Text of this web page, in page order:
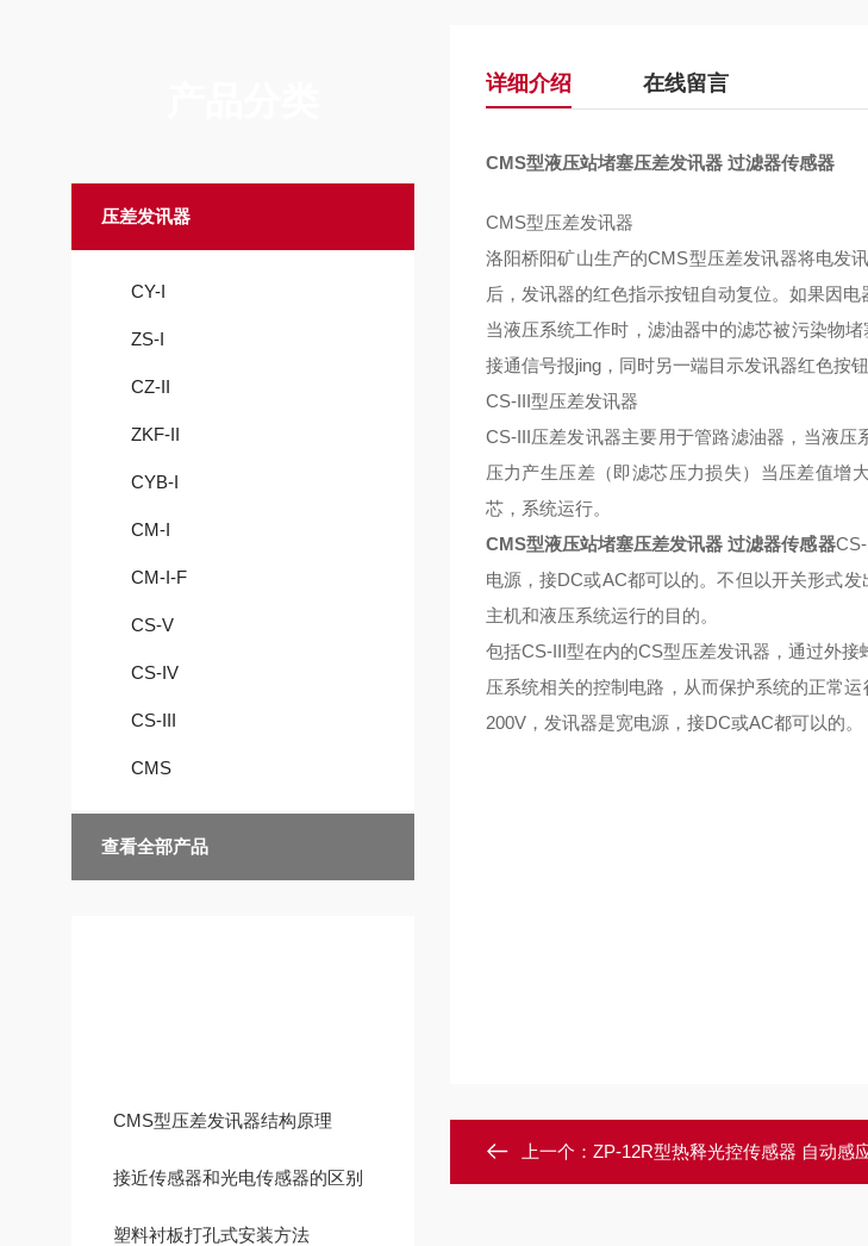
压差发讯器
CY-I
ZS-I
CZ-II
ZKF-II
CYB-I
CM-I
CM-I-F
CS-V
CS-IV
CS-III
CMS
查看全部产品
CMS型压差发讯器结构原理
接近传感器和光电传感器的区别
塑料衬板打孔式安装方法
详细介绍 在线留言
CMS型液压站堵塞压差发讯器 过滤器传感器
CMS型压差发讯器
洛阳桥阳矿山生产的CMS型压差发讯器将电发
后，发讯器的红色指示按钮自动复位。如果因
当液压系统工作时，滤油器中的滤芯被污染物
接通信号报jing，同时另一端目示发讯器红色按
CS-III型压差发讯器
CS-III压差发讯器主要用于管路滤油器，当液
压力产生压差（即滤芯压力损失）当压差值增
芯，系统运行。
CMS型液压站堵塞压差发讯器 过滤器传感器
电源，接DC或AC都可以的。不但以开关形式
主机和液压系统运行的目的。
包括CS-III型在内的CS型压差发讯器，通过外
压系统相关的控制电路，从而保护系统的正常运
200V，发讯器是宽电源，接DC或AC都可以的。
上一个： ZP-12R型热释光控传感器 自动感应洒水